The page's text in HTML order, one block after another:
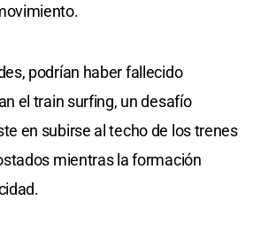
podrían haber fallecido
el train surfing, un desafío
en subirse al techo de los trenes
mientras la formación